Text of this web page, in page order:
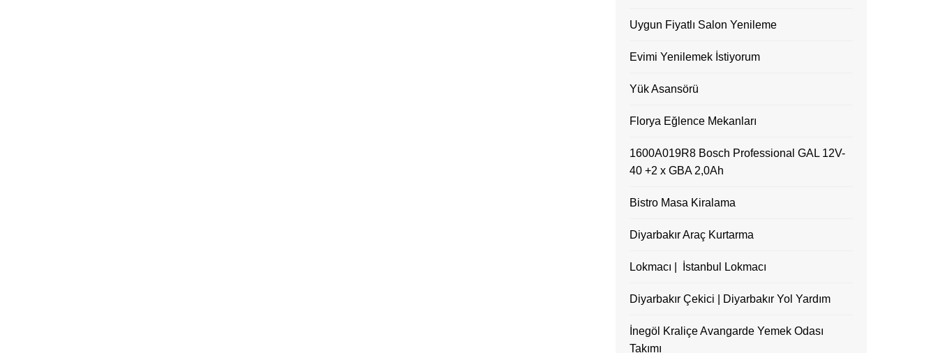
Uygun Fiyatlı Salon Yenileme
Evimi Yenilemek İstiyorum
Yük Asansörü
Florya Eğlence Mekanları
1600A019R8 Bosch Professional GAL 12V-
40 +2 x GBA 2,0Ah
Bistro Masa Kiralama
Diyarbakır Araç Kurtarma
Lokmacı | İstanbul Lokmacı
Diyarbakır Çekici | Diyarbakır Yol Yardım
İnegöl Kraliçe Avangarde Yemek Odası
Takımı